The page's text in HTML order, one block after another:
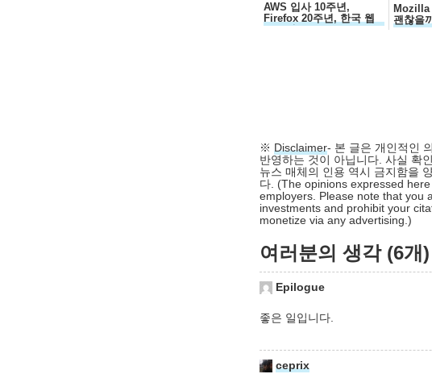
AWS 입사 10주년,
Firefox 20주년, 한국 웹
30주년...
Mozilla
괜찮을
※ Disclaimer- 본 글은 개인적인
반영하는 것이 아닙니다. 사실 확
뉴스 매체의 인용 역시 금지함을
다. (The opinions expressed
employers. Please note that you
investments and prohibit your
monetize via any advertising.)
여러분의 생각 (6개)
Epilogue
좋은 일입니다.
ceprix